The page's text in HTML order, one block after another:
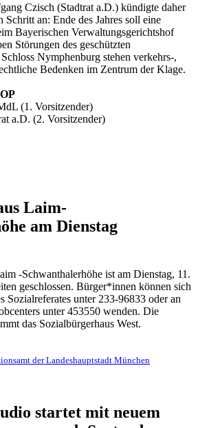
Czisch (Stadtrat a.D.) kündigte daher
Schritt an: Ende des Jahres soll eine
Bayerischen Verwaltungsgerichtshof
Störungen des geschützten
Nymphenburg stehen verkehrs-,
Bedenken im Zentrum der Klage.
(1. Vorsitzender)
a.D. (2. Vorsitzender)
Laim-
am Dienstag
-Schwanthalerhöhe ist am Dienstag, 11.
geschlossen. Bürger*innen können sich
Sozialreferates unter 233-96833 oder an
unter 453550 wenden. Die
das Sozialbürgerhaus West.
der Landeshauptstadt München
startet mit neuem